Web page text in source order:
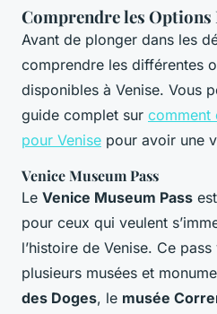
Comprendre les
Avant de plonger dans les
comprendre les différentes
disponibles à Venise. Vous
guide complet sur comment
pour Venise pour avoir une
Venice Museum Pass
Le Venice Museum Pass
pour ceux qui veulent
l’histoire de Venise. Ce
plusieurs musées et
des Doges, le musée